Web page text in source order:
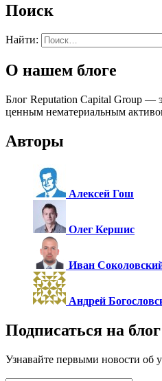
Поиск
Найти:
О нашем блоге
Блог Reputation Capital Group —
ценным нематериальным
Авторы
Алексей Гош
Олег Кершис
Иван
Андрей
Подписаться на
Узнавайте первыми новости об